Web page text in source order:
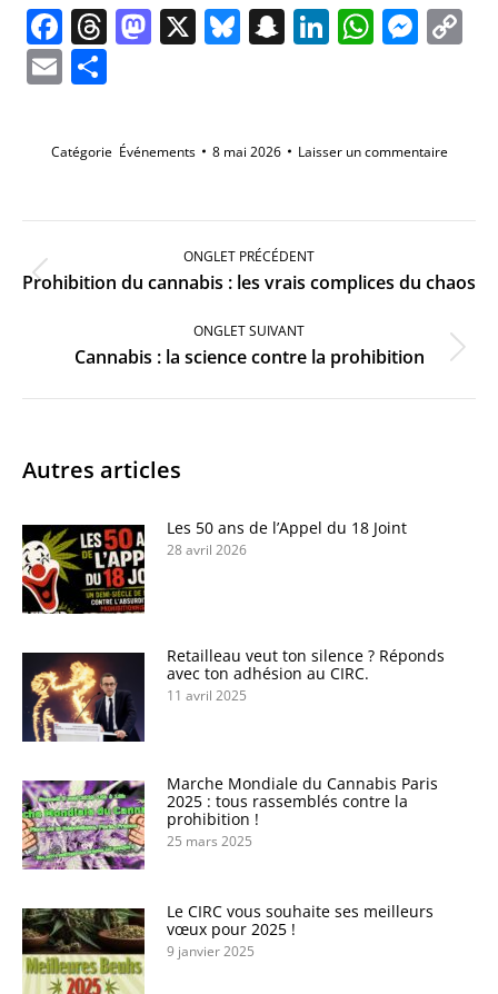
Facebook
Threads
Mastodon
X Bluesky
Snapchat
LinkedIn
Email
Catégorie Événements 8 mai 2026 Laisser un commentaire
Navigation
commentaire
ONGLET PRÉCÉDENT
Onglet
Prohibition du cannabis : les vrais complices du chaos
ONGLET SUIVANT
Onglet
Cannabis : la science contre la prohibition
Autres articles
Les 50 ans de l’Appel du 18 Joint
28 avril 2026
Retailleau veut ton silence ? Réponds
avec ton adhésion au CIRC.
11 avril 2025
Marche Mondiale du Cannabis Paris
2025 : tous rassemblés contre la
prohibition !
25 mars 2025
Le CIRC vous souhaite ses meilleurs
vœux pour 2025 !
9 janvier 2025